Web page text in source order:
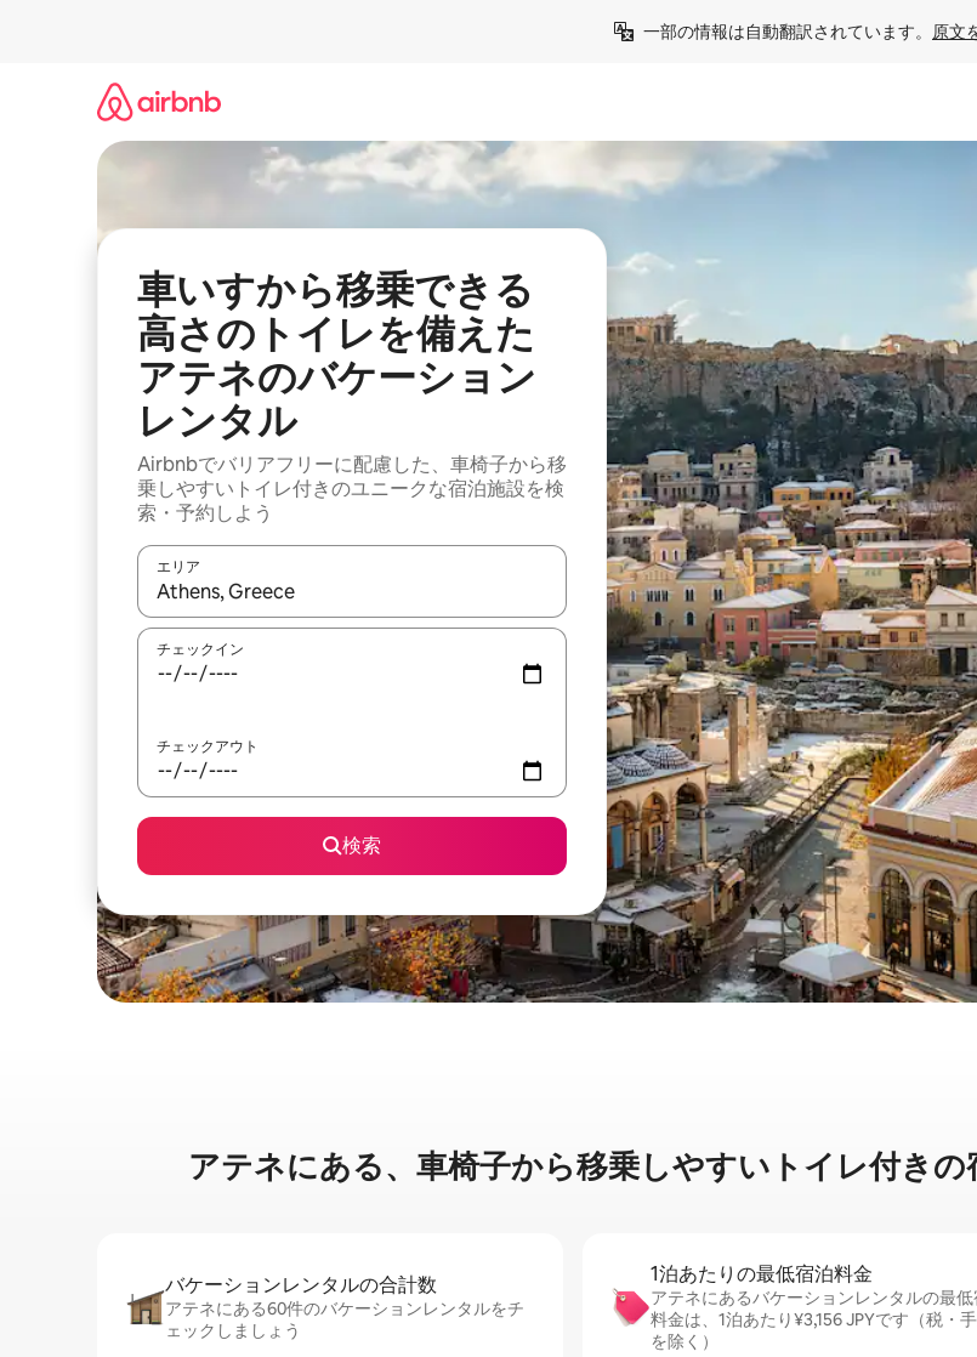
一部の情報は自動翻訳されています。 原文
車いすから移乗できる
高さのトイレを備えた
アテネのバケーション
レンタル
Airbnbでバリアフリーに配慮した、車椅子から移
乗しやすいトイレ付きのユニークな宿泊施設を検
索・予約しよう
エリア
検索結果が表示されたら、上下の矢印キーを使って移動するか、画面をタッチまたはスワイプして検索結果
チェックイン
チェックアウト
検索
アテネに⁠あ⁠る⁠、車⁠椅⁠子⁠か⁠ら移⁠乗⁠し⁠や⁠す⁠いト⁠イ⁠レ⁠付⁠き⁠
バケーションレ⁠ン⁠タ⁠ル⁠の合⁠計⁠数
アテネにある60件のバケーションレンタルをチ
ェックしましょう
1泊あたりの最⁠低⁠宿⁠泊⁠料⁠金
アテネにあるバケーションレンタルの最低
料金は、1泊あたり¥3,156 JPYです（税・
を除く）